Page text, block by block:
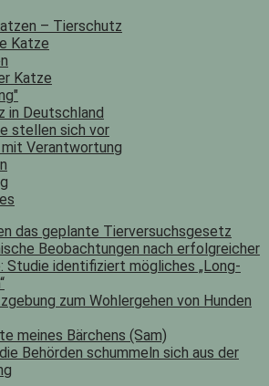
– Tierschutz
Katze
Katze
in Deutschland
stellen sich vor
Verantwortung
das geplante Tierversuchsgesetz
Beobachtungen nach erfolgreicher
Studie identifiziert mögliches „Long-
zum Wohlergehen von Hunden
meines Bärchens (Sam)
Behörden schummeln sich aus der